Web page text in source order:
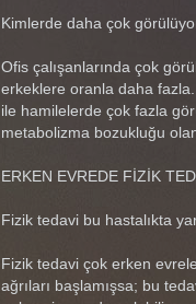
Kimlerde daha çok
Ofis çalışanlarında çok
erkeklere oranla daha
ile hamilelerde çok fazla
metabolizma bozukluğu
ERKEN EVREDE FİZİK
Fizik tedavi bu hastalıkta
Fizik tedavi çok erken
ağrıları başlamışsa; bu